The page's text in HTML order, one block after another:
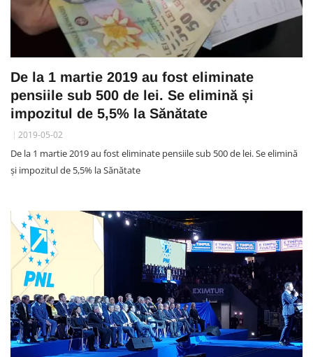
De la 1 martie 2019 au fost eliminate
pensiile sub 500 de lei. Se elimină și
impozitul de 5,5% la Sănătate
2019-05-02
De la 1 martie 2019 au fost eliminate pensiile sub 500 de lei. Se elimină
și impozitul de 5,5% la Sănătate